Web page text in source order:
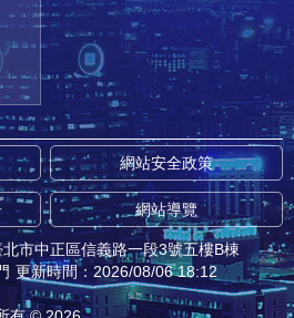
網站安全政策
網站導覽
市中正區信義路一段3號五樓B棟
更新時間：2026/08/06 18:12